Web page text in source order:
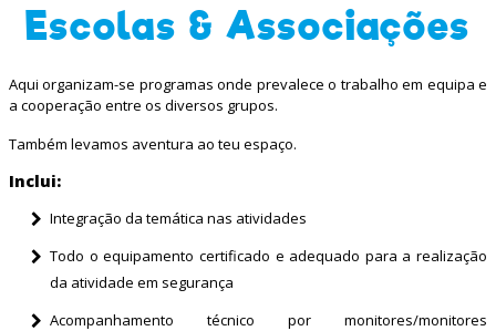
Escolas & Associações
Aqui organizam-se programas onde prevalece o trabalho em equipa e
a cooperação entre os diversos grupos.
Também levamos aventura ao teu espaço.
Inclui:
Integração da temática nas atividades
Todo o equipamento certificado e adequado para a realização
da atividade em segurança
Acompanhamento técnico por monitores/monitores